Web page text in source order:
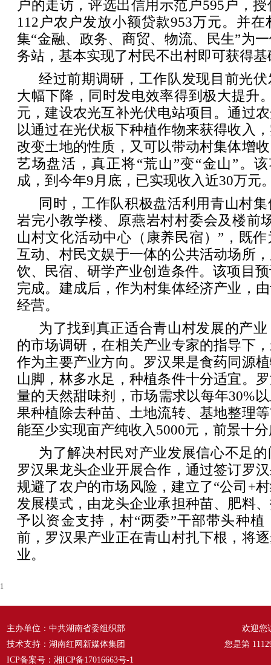
户的走访，评选出信用示范户595户，
112户农户发放小额贷款953万元。并
集“金融、政务、商贸、物流、民生”为
务站，基本实现了村民不出村即可获得
经过前期调研，工作队发现目前光
大幅下降，同时发电效率得到极大提升
元，建设农光互补光伏电站项目。通过
以通过在光伏板下种植作物来获得收入
改变土地的性质，又可以带动村集体增
艺场盘活，真正将“荒山”变“金山”。
成，到今年9月底，已实现收入近30万元
同时，工作队积极盘活利用青山村
岩完小教学楼、原燕岩村村委会及楼前
山村文化活动中心（康养民宿）”，既
互动、村民文娱于一体的公共活动场所
饮、民宿、研学产业创造条件。该项目
完成。建成后，作为村集体经济产业，
经营。
为了找到真正适合青山村发展的产
的市场调研，在相关产业专家的指导下
作为主要产业方向。罗汉果是食药同源
山脚，林多水足，种植条件十分适宜。
量的天然甜味剂，市场需求以每年30%
果种植除去种苗、土地流转、基地整理
能至少实现亩产纯收入5000元，前景十
为了解决村民对产业发展信心不足
罗汉果龙头企业开展合作，通过签订罗
规避了农户的市场风险，建立了“公司+
发展模式，由龙头企业承担种苗、肥料
予以资金支持，村“两委”干部带头种
前，罗汉果产业正在青山村扎下根，将
业。
1
主办单位：中共湖南省委组织部
技术支持：湖南红网新媒体集团
ICP备案号： 湘ICP备17016663号-1
欢迎您
您是第